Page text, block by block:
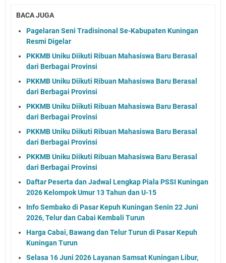
BACA JUGA
Pagelaran Seni Tradisinonal Se-Kabupaten Kuningan
Resmi Digelar
PKKMB Uniku Diikuti Ribuan Mahasiswa Baru Berasal
dari Berbagai Provinsi
PKKMB Uniku Diikuti Ribuan Mahasiswa Baru Berasal
dari Berbagai Provinsi
PKKMB Uniku Diikuti Ribuan Mahasiswa Baru Berasal
dari Berbagai Provinsi
PKKMB Uniku Diikuti Ribuan Mahasiswa Baru Berasal
dari Berbagai Provinsi
PKKMB Uniku Diikuti Ribuan Mahasiswa Baru Berasal
dari Berbagai Provinsi
Daftar Peserta dan Jadwal Lengkap Piala PSSI Kuningan
2026 Kelompok Umur 13 Tahun dan U-15
Info Sembako di Pasar Kepuh Kuningan Senin 22 Juni
2026, Telur dan Cabai Kembali Turun
Harga Cabai, Bawang dan Telur Turun di Pasar Kepuh
Kuningan Turun
Selasa 16 Juni 2026 Layanan Samsat Kuningan Libur,